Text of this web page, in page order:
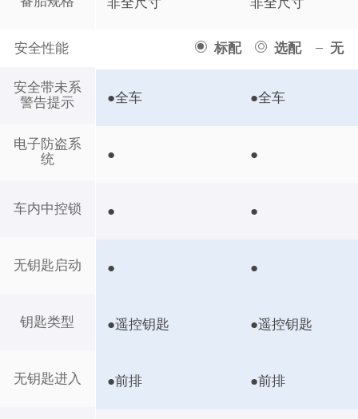
安全性能 标配 选配 无
安全带未系
警告提示
电子防盗系
统
车内中控锁
无钥匙启动
钥匙类型
无钥匙进入
●全车 ●全车
● ●
● ●
● ●
●遥控钥匙 ●遥控钥匙
●前排 ●前排